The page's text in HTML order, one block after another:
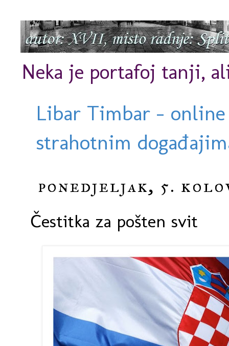
Neka je portafoj tanji,
Libar Timbar -
strahotnim
ponedjeljak, 5.
Čestitka za pošten svit